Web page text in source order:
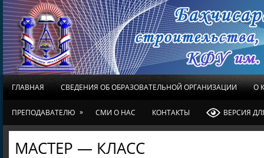
ГЛАВНАЯ СВЕДЕНИЯ ОБ ОБРАЗОВАТЕЛЬНОЙ ОРГАНИЗАЦИИ О
ПРЕПОДАВАТЕЛЮ » СМИ О НАС КОНТАКТЫ ВЕРСИЯ
МАСТЕР — КЛАСС